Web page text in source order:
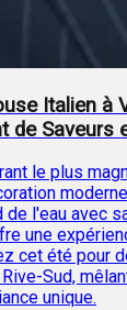
Italien à
de Saveurs
le plus
de l'eau avec
une
cet été pour
Sud,
unique.